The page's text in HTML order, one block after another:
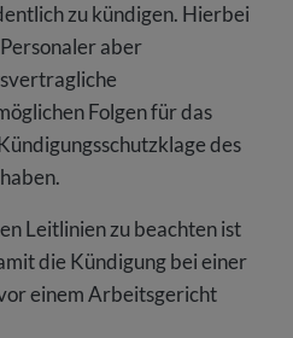
zu kündigen. Hierbei
aber
Folgen für das
des
Leitlinien zu beachten ist
die Kündigung bei einer
einem Arbeitsgericht